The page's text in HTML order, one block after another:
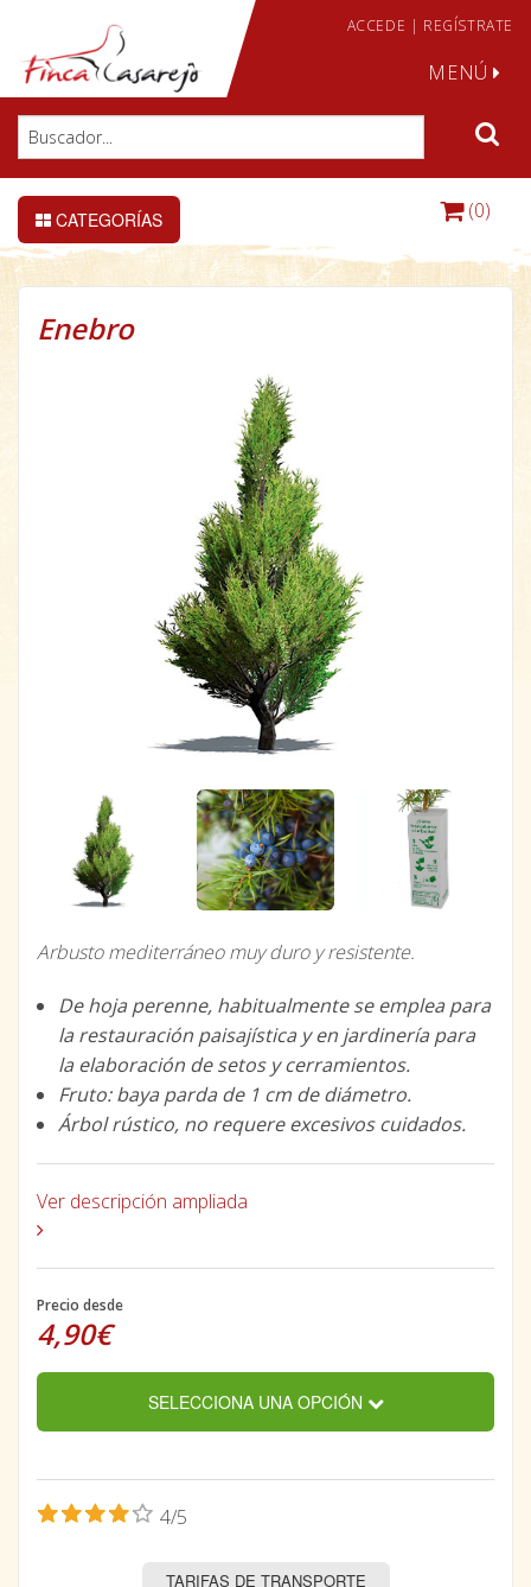
ACCEDE | REGÍSTRATE
MENÚ
CATEGORÍAS (0)
Enebro
Arbusto mediterráneo muy duro y resistente.
De hoja perenne, habitualmente se emplea para
la restauración paisajística y en jardinería para
la elaboración de setos y cerramientos.
Fruto: baya parda de 1 cm de diámetro.
Árbol rústico, no requere excesivos cuidados.
Ver descripción ampliada
Precio desde
4,90€
SELECCIONA UNA OPCIÓN
4/5
TARIFAS DE TRANSPORTE